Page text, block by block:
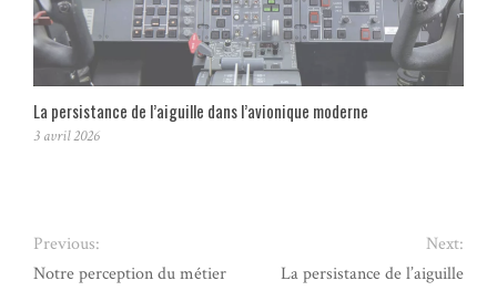
La persistance de l’aiguille dans l’avionique moderne
3 avril 2026
Previous:
Notre perception du métier
Next:
La persistance de l’aiguille